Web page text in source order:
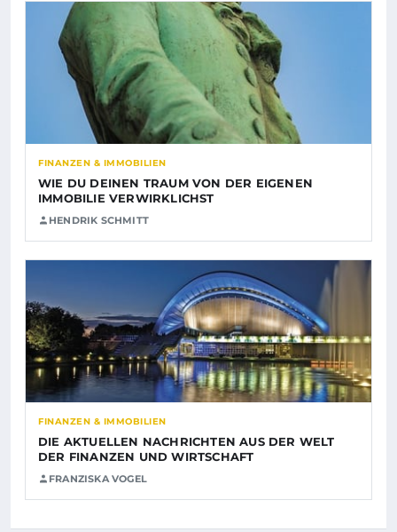
FINANZEN & IMMOBILIEN
WIE DU DEINEN TRAUM VON DER EIGENEN
IMMOBILIE VERWIRKLICHST
HENDRIK SCHMITT
FINANZEN & IMMOBILIEN
DIE AKTUELLEN NACHRICHTEN AUS DER WELT
DER FINANZEN UND WIRTSCHAFT
FRANZISKA VOGEL